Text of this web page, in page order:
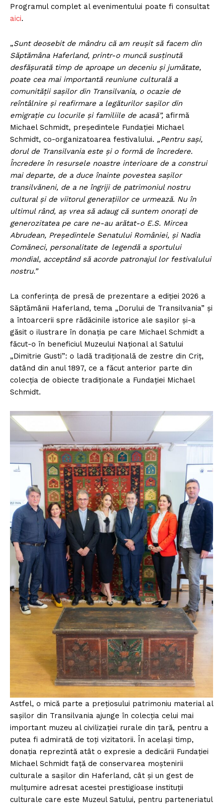
Programul complet al evenimentului poate fi consultat
aici.
„Sunt deosebit de mândru că am reușit să facem din
Săptămâna Haferland, printr-o muncă susținută
desfășurată timp de aproape un deceniu și jumătate,
poate cea mai importantă reuniune culturală a
comunității sașilor din Transilvania, o ocazie de
reîntâlnire și reafirmare a legăturilor sașilor din
emigrație cu locurile și familiile de acasă”, afirmă
Michael Schmidt, președintele Fundației Michael
Schmidt, co-organizatoarea festivalului. „Pentru sași,
dorul de Transilvania este și o formă de încredere.
Încredere în resursele noastre interioare de a construi
mai departe, de a duce înainte povestea sașilor
transilvăneni, de a ne îngriji de patrimoniul nostru
cultural și de viitorul generațiilor ce urmează. Nu în
ultimul rând, aș vrea să adaug că suntem onorați de
generozitatea pe care ne-au arătat-o E.S. Mircea
Abrudean, Președintele Senatului României, și Nadia
Comăneci, personalitate de legendă a sportului
mondial, acceptând să acorde patronajul lor festivalului
nostru.”
La conferința de presă de prezentare a ediției 2026 a
Săptămânii Haferland, tema „Dorului de Transilvania” și
a întoarcerii spre rădăcinile istorice ale sașilor și-a
găsit o ilustrare în donația pe care Michael Schmidt a
făcut-o în beneficiul Muzeului Național al Satului
„Dimitrie Gusti”: o ladă tradițională de zestre din Criț,
datând din anul 1897, ce a făcut anterior parte din
colecția de obiecte tradiționale a Fundației Michael
Schmidt.
Astfel, o mică parte a prețiosului patrimoniu material al
sașilor din Transilvania ajunge în colecția celui mai
important muzeu al civilizației rurale din țară, pentru a
putea fi admirată de toți vizitatorii. În același timp,
donația reprezintă atât o expresie a dedicării Fundației
Michael Schmidt față de conservarea moștenirii
culturale a sașilor din Haferland, cât și un gest de
mulțumire adresat acestei prestigioase instituții
culturale care este Muzeul Satului, pentru parteneriatul